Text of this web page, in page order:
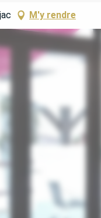
M'y rendre